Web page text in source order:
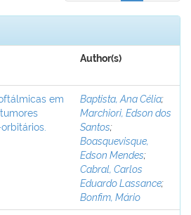
Author(s)
em
Baptista, Ana Célia;
Marchiori, Edson dos
Santos;
Boasquevisque,
Edson Mendes;
Cabral, Carlos
Eduardo Lassance;
Bonfim, Mário